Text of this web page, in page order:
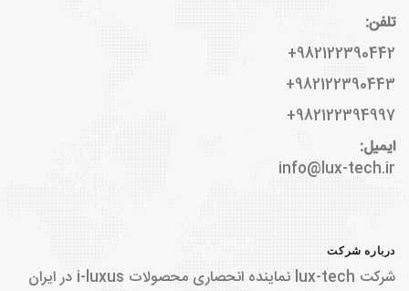
تلفن:
982122390442+
982122390443+
982122394997+
ایمیل:
info@lux-tech.ir
درباره شرکت
شرکت lux-tech نماینده انحصاری محصولات i-luxus در ایران